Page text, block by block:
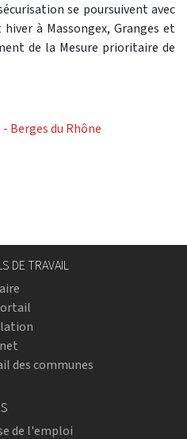
se poursuivent avec
à Massongex, Granges et
de la Mesure prioritaire de
Berges du Rhône
DE TRAVAIL
des communes
de l'emploi